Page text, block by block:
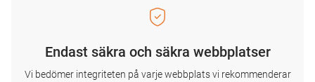
Endast säkra och säkra webbplatser
Vi bedömer integriteten på varje webbplats vi rekommenderar